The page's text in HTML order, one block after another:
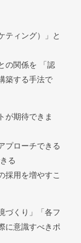
ティング）」と
の関係を
「認
築する手法で
が期待できま
プローチできる
る
採用を増やすこ
くり」
「各フ
に意識すべきポ